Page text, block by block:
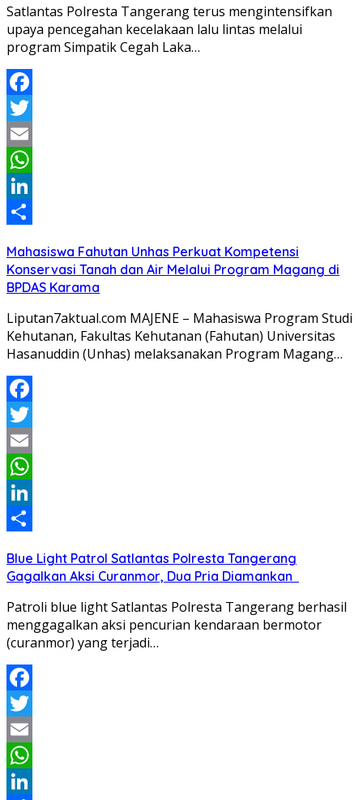
Satlantas Polresta Tangerang terus mengintensifkan
upaya pencegahan kecelakaan lalu lintas melalui
program Simpatik Cegah Laka…
Facebook
Twitter
Email
WhatsApp
LinkedIn
Mahasiswa Fahutan Unhas Perkuat Kompetensi
Konservasi Tanah dan Air Melalui Program Magang di
BPDAS Karama
Liputan7aktual.com MAJENE – Mahasiswa Program Studi
Kehutanan, Fakultas Kehutanan (Fahutan) Universitas
Hasanuddin (Unhas) melaksanakan Program Magang…
Facebook
Twitter
Email
WhatsApp
LinkedIn
Blue Light Patrol Satlantas Polresta Tangerang
Gagalkan Aksi Curanmor, Dua Pria Diamankan
Patroli blue light Satlantas Polresta Tangerang berhasil
menggagalkan aksi pencurian kendaraan bermotor
(curanmor) yang terjadi…
Facebook
Twitter
Email
WhatsApp